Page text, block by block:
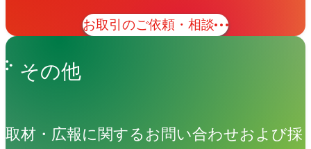
お取引のご依頼・相談
その他
取材・広報に関するお問い合わせおよび採